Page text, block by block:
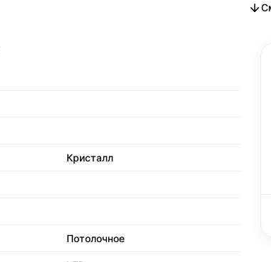
Все
Все
Кристалл
Потолочное